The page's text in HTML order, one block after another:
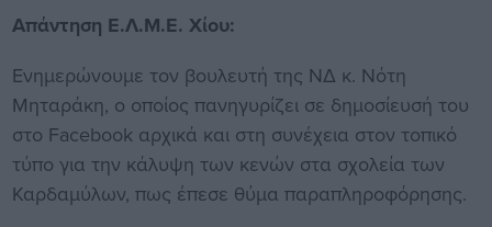
Απάντηση Ε.Λ.Μ.Ε. Χίου:
Ενημερώνουμε τον βουλευτή της ΝΔ κ. Νότη
Μηταράκη, ο οποίος πανηγυρίζει σε δημοσίευσή του
στο Facebook αρχικά και στη συνέχεια στον τοπικό
τύπο για την κάλυψη των κενών στα σχολεία των
Καρδαμύλων, πως έπεσε θύμα παραπληροφόρησης.